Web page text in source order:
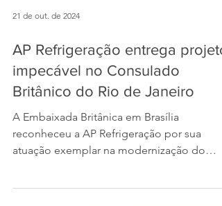
21 de out. de 2024
AP Refrigeração entrega projeto
impecável no Consulado
Britânico do Rio de Janeiro
A Embaixada Britânica em Brasília
reconheceu a AP Refrigeração por sua